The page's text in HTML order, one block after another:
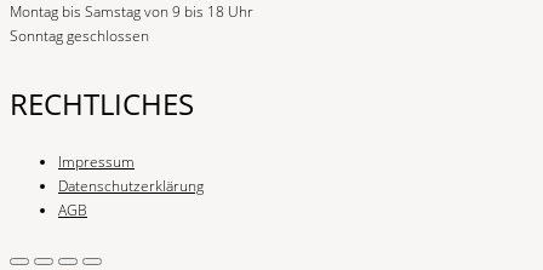
Montag bis Samstag von 9 bis 18 Uhr
Sonntag geschlossen
RECHTLICHES
Impressum
Datenschutzerklärung
AGB